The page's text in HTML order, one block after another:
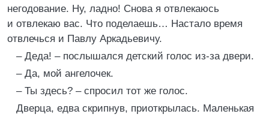
негодование. Ну, ладно! Снова я отвлекаюсь
и отвлекаю вас. Что поделаешь… Настало время
отвлечься и Павлу Аркадьевичу.
– Деда! – послышался детский голос из-за двери.
– Да, мой ангелочек.
– Ты здесь? – спросил тот же голос.
Дверца, едва скрипнув, приоткрылась. Маленькая